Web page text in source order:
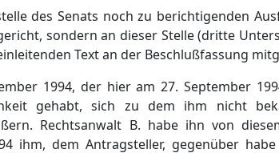
des Senats noch zu berichtigenden
sondern an dieser Stelle (dritte
Text an der Beschlußfassung
1994, der hier am 27. September
gehabt, sich zu dem ihm nicht
Rechtsanwalt B. habe ihn von
ihm, dem Antragsteller, gegenüber